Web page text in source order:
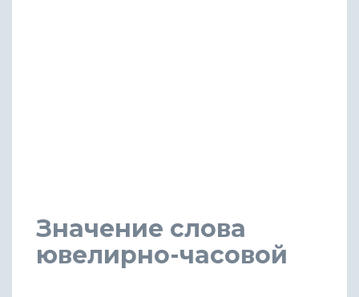
Значение слова
ювелирно-часовой